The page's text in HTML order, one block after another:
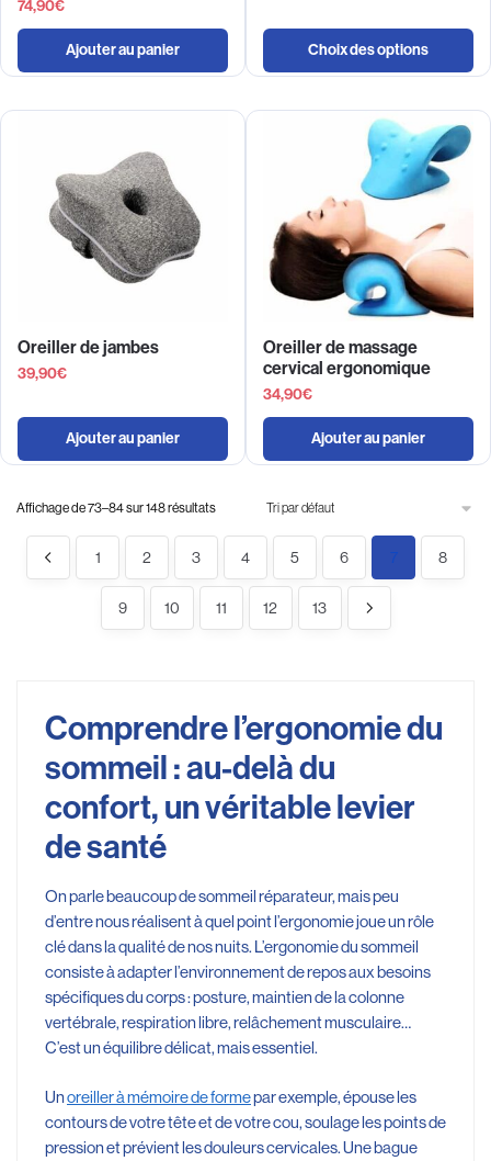
74,90€
Ajouter au panier Choix des options
Oreiller de jambes
39,90€
Ajouter au panier
Oreiller de massage
cervical ergonomique
34,90€
Ajouter au panier
Affichage de 73–84 sur 148 résultats
1 2 3 4 5 6 7 8
9 10 11 12 13
Comprendre l’ergonomie du
sommeil : au-delà du
confort, un véritable levier
de santé
On parle beaucoup de sommeil réparateur, mais peu
d’entre nous réalisent à quel point l’ergonomie joue un rôle
clé dans la qualité de nos nuits. L’ergonomie du sommeil
consiste à adapter l’environnement de repos aux besoins
spécifiques du corps : posture, maintien de la colonne
vertébrale, respiration libre, relâchement musculaire…
C’est un équilibre délicat, mais essentiel.
Unoreiller à mémoire de formepar exemple, épouse les
contours de votre tête et de votre cou, soulage les points de
pression et prévient les douleurs cervicales. Une bague